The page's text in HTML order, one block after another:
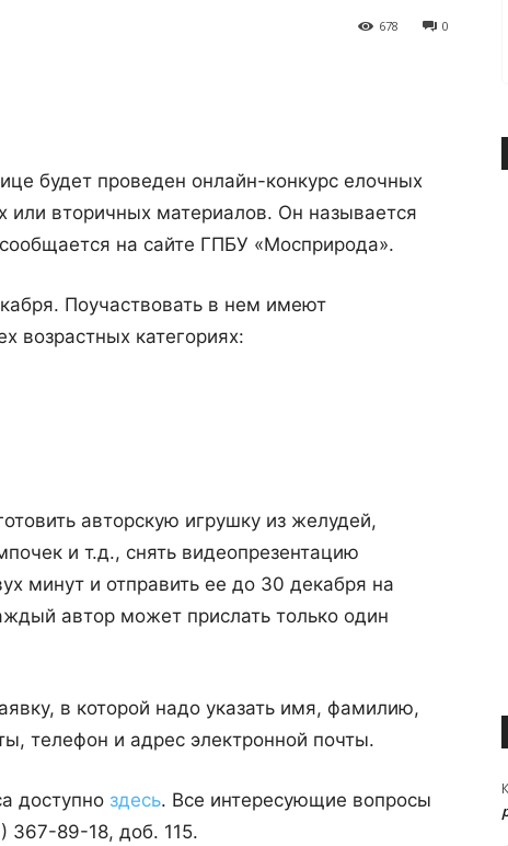
0
678
будет проведен онлайн-конкурс елочных
или вторичных материалов. Он называется
на сайте ГПБУ «Мосприрода».
Поучаствовать в нем имеют
возрастных категориях:
авторскую игрушку из желудей,
и т.д., снять видеопрезентацию
минут и отправить ее до 30 декабря на
автор может прислать только один
в которой надо указать имя, фамилию,
телефон и адрес электронной почты.
доступно здесь. Все интересующие вопросы
367-89-18, доб. 115.